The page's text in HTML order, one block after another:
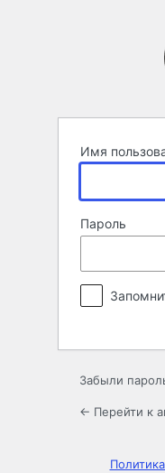
Имя
Пароль
Забыли
← Перейти к